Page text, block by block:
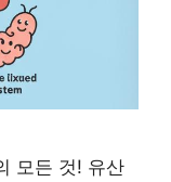
모든 것! 유산